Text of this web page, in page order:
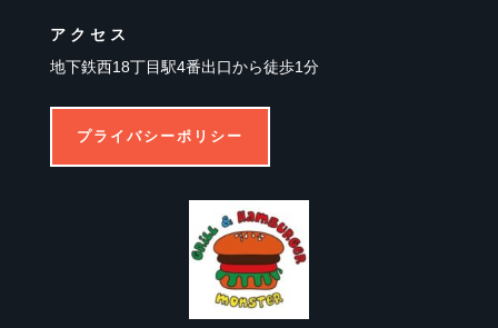
アクセス
地下鉄西18丁目駅4番出口から徒歩1分
プライバシーポリシー